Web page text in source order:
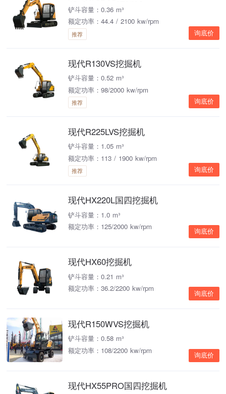
铲斗容量：0.36 m³
额定功率：44.4 / 2100 kw/rpm
推荐 询底价
现代R130VS挖掘机
铲斗容量：0.52 m³
额定功率：98/2000 kw/rpm
推荐 询底价
现代R225LVS挖掘机
铲斗容量：1.05 m³
额定功率：113 / 1900 kw/rpm
推荐 询底价
现代HX220L国四挖掘机
铲斗容量：1.0 m³
额定功率：125/2000 kw/rpm
询底价
现代HX60挖掘机
铲斗容量：0.21 m³
额定功率：36.2/2200 kw/rpm
询底价
现代R150WVS挖掘机
铲斗容量：0.58 m³
额定功率：108/2200 kw/rpm
询底价
现代HX55PRO国四挖掘机